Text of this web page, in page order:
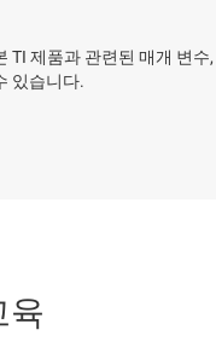
TI 제품과 관련된 매개 변
있습니다.
육